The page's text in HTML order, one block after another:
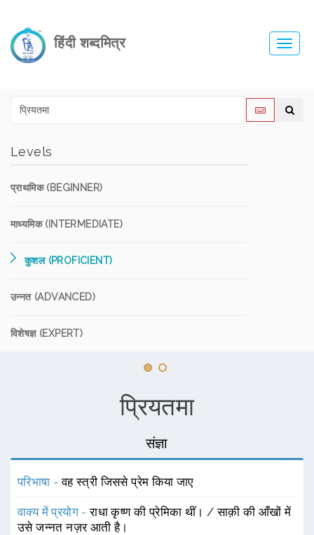
हिंदी शब्दमित्र
Levels
प्राथमिक (BEGINNER)
माध्यमिक (INTERMEDIATE)
कुशल (PROFICIENT)
उन्नत (ADVANCED)
विशेषज्ञ (EXPERT)
प्रियतमा
संज्ञा
परिभाषा -वह स्त्री जिससे प्रेम किया जाए
वाक्य में प्रयोग -राधा कृष्ण की प्रेमिका थीं। / साक़ी की आँखों में
उसे जन्नत नज़र आती है।